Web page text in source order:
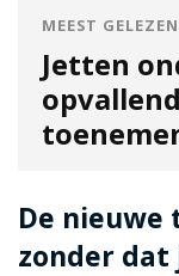
MEEST
Jetten
De
zonder